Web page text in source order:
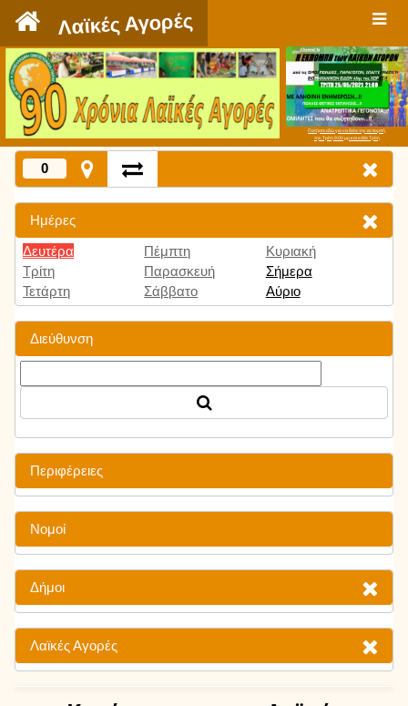
Λαϊκές Αγορές
Πατήστε εδώ για να δείτε την εκπομπή
την Τρίτη 9:00 μμ και κάθε Τρίτη
0
Ημέρες
Δευτέρα
Τρίτη
Τετάρτη
Πέμπτη
Παρασκευή
Σάββατο
Κυριακή
Σήμερα
Αύριο
Διεύθυνση
Περιφέρειες
Νομοί
Δήμοι
Λαϊκές Αγορές